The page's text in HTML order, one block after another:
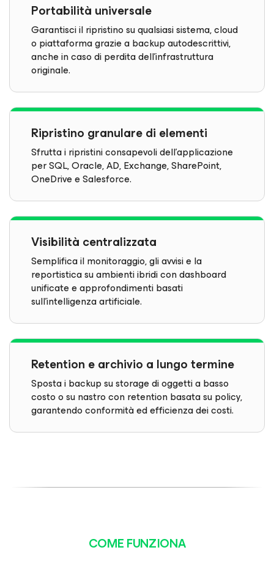
Portabilità universale
Garantisci il ripristino su qualsiasi sistema, cloud
o piattaforma grazie a backup autodescrittivi,
anche in caso di perdita dell'infrastruttura
originale.
Ripristino granulare di elementi
Sfrutta i ripristini consapevoli dell'applicazione
per SQL, Oracle, AD, Exchange, SharePoint,
OneDrive e Salesforce.
Visibilità centralizzata
Semplifica il monitoraggio, gli avvisi e la
reportistica su ambienti ibridi con dashboard
unificate e approfondimenti basati
sull'intelligenza artificiale.
Retention e archivio a lungo termine
Sposta i backup su storage di oggetti a basso
costo o su nastro con retention basata su policy,
garantendo conformità ed efficienza dei costi.
COME FUNZIONA